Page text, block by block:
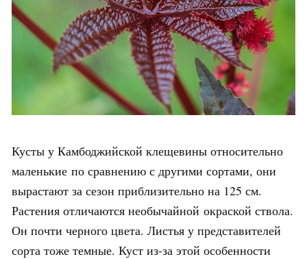
Кусты у Камбоджийской клещевины относительно
маленькие по сравнению с другими сортами, они
вырастают за сезон приблизительно на 125 см.
Растения отличаются необычайной окраской ствола.
Он почти черного цвета. Листья у представителей
сорта тоже темные. Куст из-за этой особенности